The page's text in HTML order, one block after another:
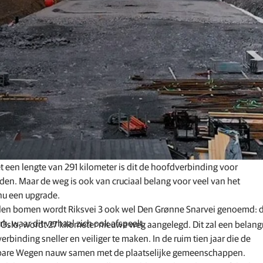
GNSS-netwerken en correctiediensten
Positioneringsaanbiedingen voor fabrikanten
een lengte van 291 kilometer is dit de hoofdverbinding voor
Maar de weg is ook van cruciaal belang voor veel van het
een upgrade.
bomen wordt Riksvei 3 ook wel Den Grønne Snarvei genoemd:
waar dit verhaal zich ook afspeelt.
wordt 27 kilometer nieuwe weg aangelegd. Dit zal een
sneller en veiliger te maken. In de ruim tien jaar die de
Wegen nauw samen met de plaatselijke gemeenschappen.